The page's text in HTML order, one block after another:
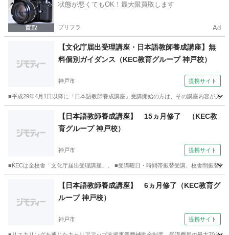
状態が悪くてもOK！最大限買取します
プリフラ Ad
【文化庁届出受理講座・日本語教師養成講座】無
料個別ガイダンス（KEC教育グループ 神戸校）
神戸市 提携サイト
■平成29年4月1日以降に「日本語教師養成講座」受講開始の方は、その講座内容が文
その他
【日本語教師養成講座】 15ヵ月修了 （KEC教
育グループ 神戸校）
神戸市 提携サイト
■KECは全校舎「文化庁届出受理講座」。 ■受講曜日・時間帯振替受講、校舎間振替
その他
【日本語教師養成講座】 6ヵ月修了（KEC教育グ
ループ 神戸校）
神戸市 提携サイト